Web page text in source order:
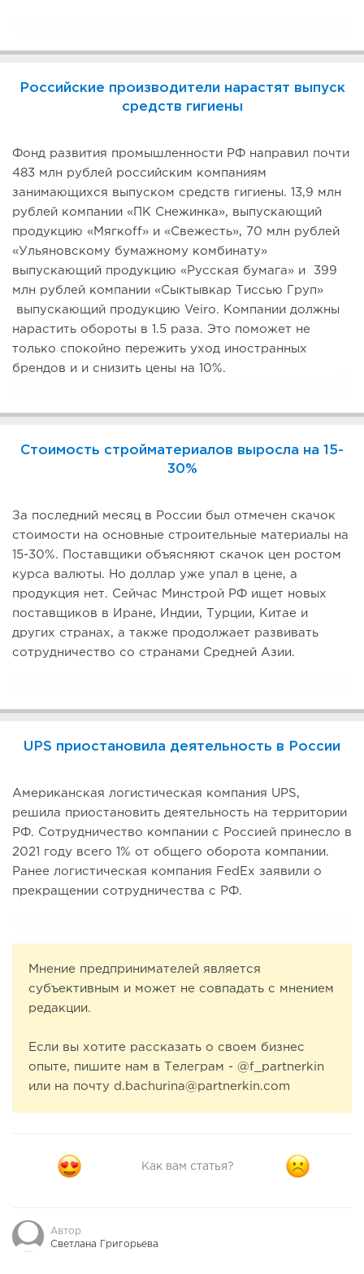
Российские производители нарастят выпуск
средств гигиены
Фонд развития промышленности РФ направил почти
483 млн рублей российским компаниям
занимающихся выпуском средств гигиены. 13,9 млн
рублей компании «ПК Снежинка», выпускающий
продукцию «Мягкоff» и «Свежесть», 70 млн рублей
«Ульяновскому бумажному комбинату»
выпускающий продукцию «Русская бумага» и 399
млн рублей компании «Сыктывкар Тиссью Груп»
выпускающий продукцию Veiro. Компании должны
нарастить обороты в 1.5 раза. Это поможет не
только спокойно пережить уход иностранных
брендов и и снизить цены на 10%.
Стоимость стройматериалов выросла на 15-
30%
За последний месяц в России был отмечен скачок
стоимости на основные строительные материалы на
15-30%. Поставщики объясняют скачок цен ростом
курса валюты. Но доллар уже упал в цене, а
продукция нет. Сейчас Минстрой РФ ищет новых
поставщиков в Иране, Индии, Турции, Китае и
других странах, а также продолжает развивать
сотрудничество со странами Средней Азии.
UPS приостановила деятельность в России
Американская логистическая компания UPS,
решила приостановить деятельность на территории
РФ. Сотрудничество компании с Россией принесло в
2021 году всего 1% от общего оборота компании.
Ранее логистическая компания FedEx заявили о
прекращении сотрудничества с РФ.
Мнение предпринимателей является
субъективным и может не совпадать с мнением
редакции.
Если вы хотите рассказать о своем бизнес
опыте, пишите нам в Телеграм - @f_partnerkin
или на почту d.bachurina@partnerkin.com
Как вам статья?
Автор
Светлана Григорьева